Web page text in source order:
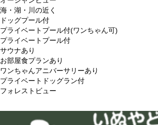
海・湖・川の近く
ドッグプール付
プライベートプール付(ワンちゃん可)
プライベートプール付
サウナあり
お部屋食プランあり
ワンちゃんアニバーサリーあり
プライベートドッグラン付
フォレストビュー